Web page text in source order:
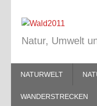
Natur, Umwelt
NATURWELT
WANDERSTRECKEN